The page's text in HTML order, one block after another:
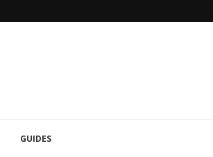
GUIDES